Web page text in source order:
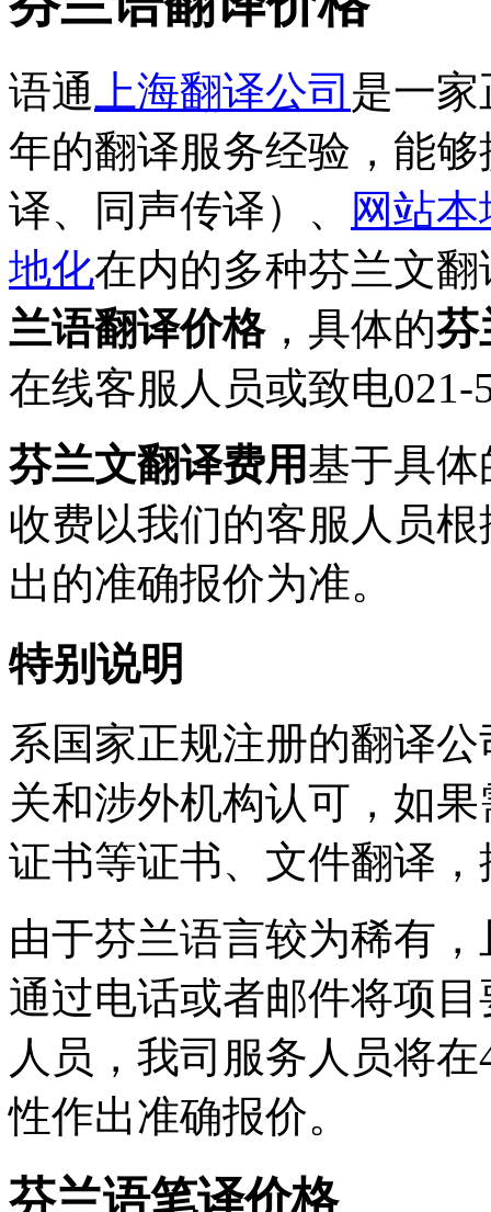
语通 上海翻译公司 是一
年的翻译服务经验，能
译、同声传译）、
网站
地化在内的多种芬兰文
兰语翻译价格，具体的芬
在线客服人员或致电021-
芬兰文翻译费用基于具
收费以我们的客服人员
出的准确报价为准。
特别说明
系国家正规注册的翻译
关和涉外机构认可，如
证书等证书、文件翻译
由于芬兰语言较为稀有
通过电话或者邮件将项
人员，我司服务人员将
性作出准确报价。
芬兰语笔译价格